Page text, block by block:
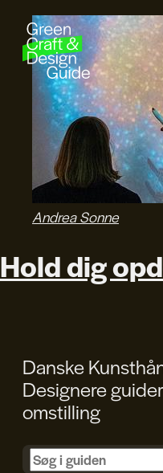
Andrea Sonne
Hold dig
Danske
Designere
omstilling